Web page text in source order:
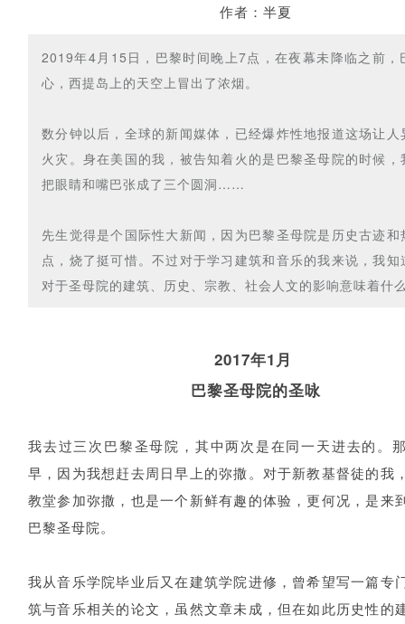
作者：半夏
2019年4月15日，巴黎时间晚上7点，在夜幕未降临之前，
心，西提岛上的天空上冒出了浓烟。
数分钟以后，全球的新闻媒体，已经爆炸性地报道这场让人
火灾。身在美国的我，被告知着火的是巴黎圣母院的时候，
把眼睛和嘴巴张成了三个圆洞……
先生觉得是个国际性大新闻，因为巴黎圣母院是历史古迹和
点，烧了挺可惜。不过对于学习建筑和音乐的我来说，我知
对于圣母院的建筑、历史、宗教、社会人文的影响意味着
2017年1月
巴黎圣母院的圣咏
我去过三次巴黎圣母院，其中两次是在同一天进去的。
早，因为我想赶去周日早上的弥撒。对于新教基督徒的我
教堂参加弥撒，也是一个新鲜有趣的体验，更何况，是来
巴黎圣母院。
我从音乐学院毕业后又在建筑学院进修，曾希望写一篇专
筑与音乐相关的论文，虽然文章未成，但在如此历史性的